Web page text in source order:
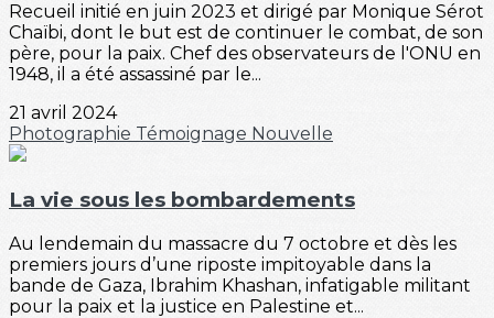
Recueil initié en juin 2023 et dirigé par Monique Sérot
Chaïbi, dont le but est de continuer le combat, de son
père, pour la paix. Chef des observateurs de l'ONU en
1948, il a été assassiné par le...
21 avril 2024
Photographie Témoignage Nouvelle
La vie sous les bombardements
Au lendemain du massacre du 7 octobre et dès les
premiers jours d’une riposte impitoyable dans la
bande de Gaza, Ibrahim Khashan, infatigable militant
pour la paix et la justice en Palestine et...